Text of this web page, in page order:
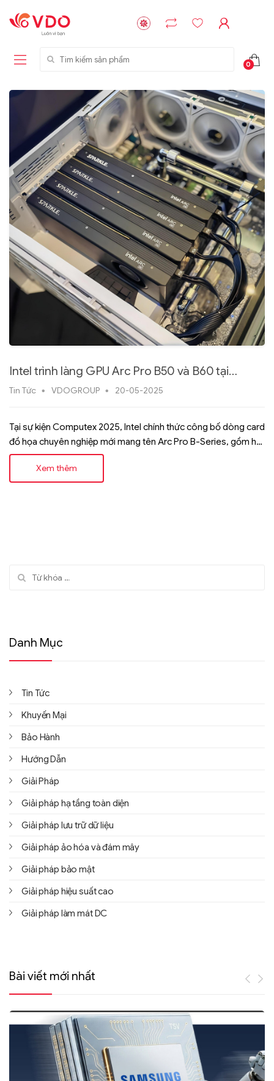
Tìm kiếm sản phẩm
0
Intel trình làng GPU Arc Pro B50 và B60 tại
Computex 2025: Tối ưu cho AI và máy trạm
Tin Tức VDOGROUP 20-05-2025
Tại sự kiện Computex 2025, Intel chính thức công bố dòng card
đồ họa chuyên nghiệp mới mang tên Arc Pro B-Series, gồm hai
model chủ lực là Arc Pro B50 và Arc Pro B60.
Xem thêm
Danh Mục
Tin Tức
Khuyến Mại
Bảo Hành
Hướng Dẫn
Giải Pháp
Giải pháp hạ tầng toàn diện
Giải pháp lưu trữ dữ liệu
Giải pháp ảo hóa và đám mây
Giải pháp bảo mật
Giải pháp hiệu suất cao
Giải pháp làm mát DC
Bài viết mới nhất